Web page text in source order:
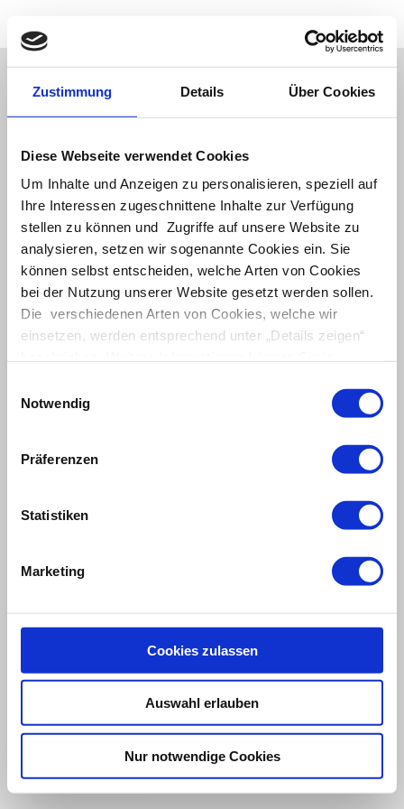
Zustimmung Details Über Cookies
Diese Webseite verwendet Cookies
Um Inhalte und Anzeigen zu personalisieren, speziell auf
Ihre Interessen zugeschnittene Inhalte zur Verfügung
stellen zu können und Zugriffe auf unsere Website zu
analysieren, setzen wir sogenannte Cookies ein. Sie
können selbst entscheiden, welche Arten von Cookies
bei der Nutzung unserer Website gesetzt werden sollen.
Die verschiedenen Arten von Cookies, welche wir
einsetzen, werden entsprechend unter „Details zeigen“
Notwendig
Präferenzen
Statistiken
Marketing
Cookies zulassen
Auswahl erlauben
Nur notwendige Cookies
Satzungssitz:
Arnheiter & Neff GmbH
76228 Karlsruhe
Druckversion
© Arnheiter & Neff GmbH
Login
Webansicht-